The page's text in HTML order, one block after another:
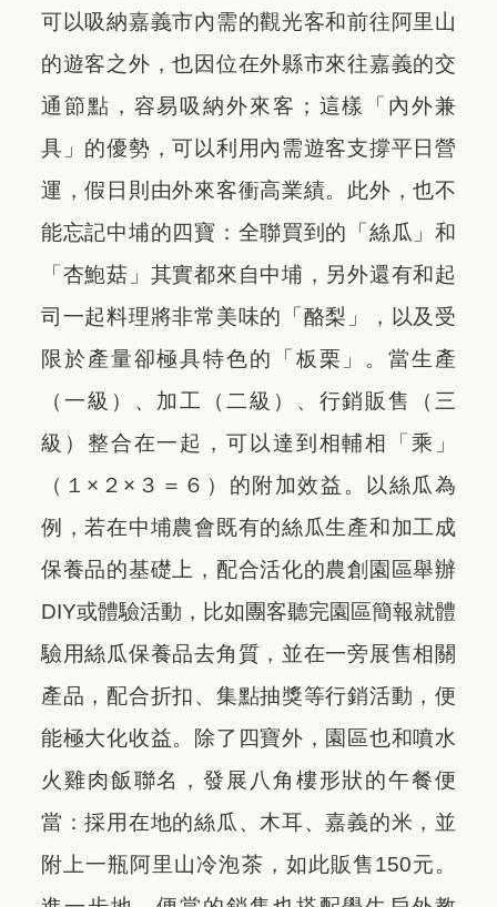
可以吸納嘉義市內需的觀光客和前往阿里山
的遊客之外，也因位在外縣市來往嘉義的交
通節點，容易吸納外來客；這樣「內外兼
具」的優勢，可以利用內需遊客支撐平日營
運，假日則由外來客衝高業績。此外，也不
能忘記中埔的四寶：全聯買到的「絲瓜」和
「杏鮑菇」其實都來自中埔，另外還有和起
司一起料理將非常美味的「酪梨」，以及受
限於產量卻極具特色的「板栗」。當生產
（一級）、加工（二級）、行銷販售（三
級）整合在一起，可以達到相輔相「乘」
（１×２×３＝６）的附加效益。以絲瓜為
例，若在中埔農會既有的絲瓜生產和加工成
保養品的基礎上，配合活化的農創園區舉辦
DIY或體驗活動，比如團客聽完園區簡報就體
驗用絲瓜保養品去角質，並在一旁展售相關
產品，配合折扣、集點抽獎等行銷活動，便
能極大化收益。除了四寶外，園區也和噴水
火雞肉飯聯名，發展八角樓形狀的午餐便
當：採用在地的絲瓜、木耳、嘉義的米，並
附上一瓶阿里山冷泡茶，如此販售150元。